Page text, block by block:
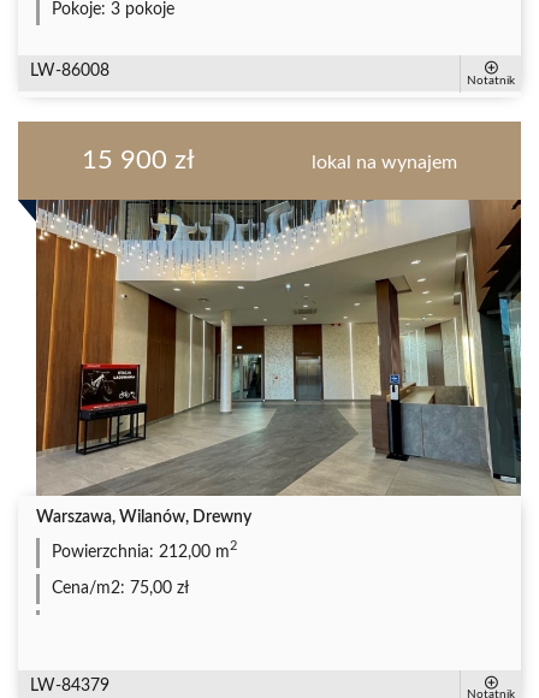
Pokoje: 3 pokoje
LW-86008
Notatnik
15 900 zł lokal na wynajem
Warszawa, Wilanów, Drewny
Powierzchnia: 212,00 m2
Cena/m2: 75,00 zł
LW-84379
Notatnik